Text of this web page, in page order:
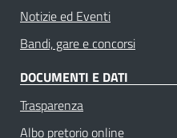
Notizie ed Eventi
Bandi, gare e concorsi
DOCUMENTI E DATI
Trasparenza
Albo pretorio online